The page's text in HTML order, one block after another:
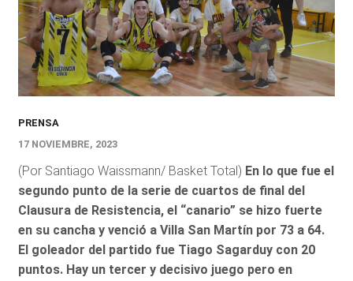
PRENSA
17 NOVIEMBRE, 2023
(Por Santiago Waissmann/ Basket Total) En lo que fue el
segundo punto de la serie de cuartos de final del
Clausura de Resistencia, el “canario” se hizo fuerte
en su cancha y venció a Villa San Martín por 73 a 64.
El goleador del partido fue Tiago Sagarduy con 20
puntos. Hay un tercer y decisivo juego pero en